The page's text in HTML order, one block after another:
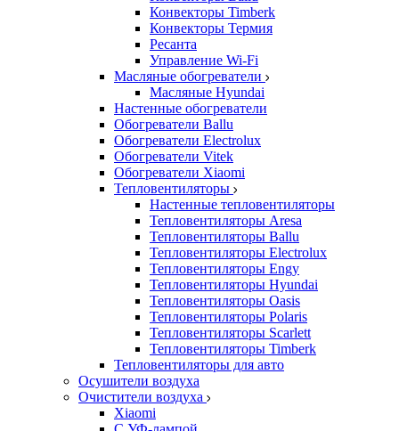
Конвекторы Timberk
Конвекторы Термия
Ресанта
Управление Wi-Fi
Масляные обогреватели
Масляные Hyundai
Настенные обогреватели
Обогреватели Ballu
Обогреватели Electrolux
Обогреватели Vitek
Обогреватели Xiaomi
Тепловентиляторы
Настенные тепловентиляторы
Тепловентиляторы Aresa
Тепловентиляторы Ballu
Тепловентиляторы Electrolux
Тепловентиляторы Engy
Тепловентиляторы Hyundai
Тепловентиляторы Oasis
Тепловентиляторы Polaris
Тепловентиляторы Scarlett
Тепловентиляторы Timberk
Тепловентиляторы для авто
Осушители воздуха
Очистители воздуха
Xiaomi